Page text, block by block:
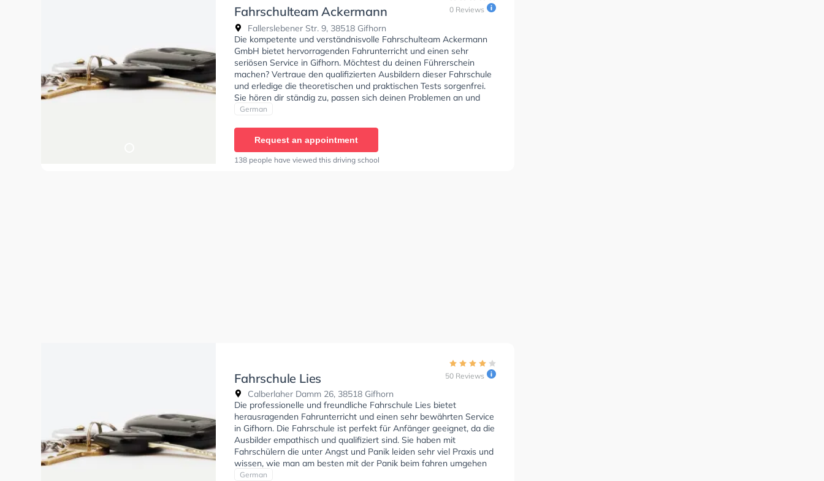
Fahrschulteam Ackermann
GmbH
Fallerslebener Str. 9, 38518 Gifhorn
0 Reviews
Die kompetente und verständnisvolle Fahrschulteam Ackermann
GmbH bietet hervorragenden Fahrunterricht und einen sehr
seriösen Service in Gifhorn. Möchtest du deinen Führerschein
machen? Vertraue den qualifizierten Ausbildern dieser Fahrschule
und erledige die theoretischen und praktischen Tests sorgenfrei.
Sie hören dir ständig zu, passen sich deinen Problemen an und
bieten dir eine persönliche Lernerfahrung. In der Fahrschulteam
German
Request an appointment
138 people have viewed this driving school
Fahrschule Lies
Calberlaher Damm 26, 38518 Gifhorn
50 Reviews
Die professionelle und freundliche Fahrschule Lies bietet
herausragenden Fahrunterricht und einen sehr bewährten Service
in Gifhorn. Die Fahrschule ist perfekt für Anfänger geeignet, da die
Ausbilder empathisch und qualifiziert sind. Sie haben mit
Fahrschülern die unter Angst und Panik leiden sehr viel Praxis und
wissen, wie man am besten mit der Panik beim fahren umgehen
soll.
German